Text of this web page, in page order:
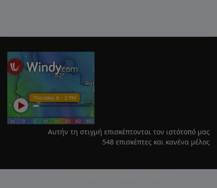
Αυτήν τη στιγμή επισκέπτονται τον ιστότοπό μας
548 επισκέπτες και κανένα μέλος